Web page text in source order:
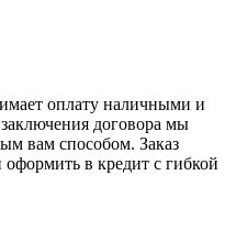
оплату наличными и
договора мы
вам способом. Заказ
в кредит с гибкой